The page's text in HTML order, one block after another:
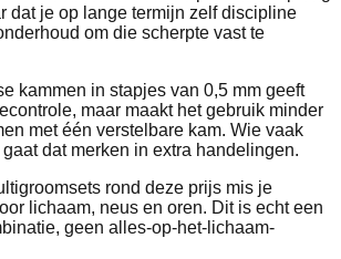
dat je op lange termijn zelf discipline
om die scherpte vast te
kammen in stapjes van 0,5 mm geeft
maar maakt het gebruik minder
met één verstelbare kam. Wie vaak
dat merken in extra handelingen.
rond deze prijs mis je
lichaam, neus en oren. Dit is echt een
geen alles-op-het-lichaam-